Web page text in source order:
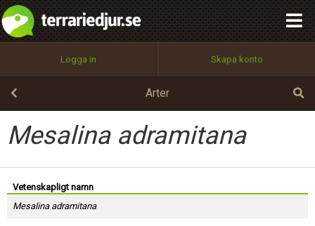
Logga in Skapa konto
Arter
Mesalina adramitana
Vetenskapligt namn
Mesalina adramitana
Utför
100%
OK
integritetspolicy
Namn:
Epost:
Lösenord:
Begär nytt lösenord
Tillbaka till förstasidan